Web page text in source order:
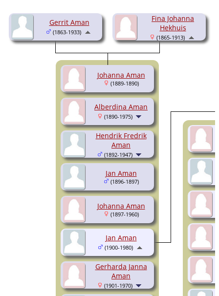
Gerrit Aman
(1863-1933)
Fina Johanna
Hekhuis
(1865-1913)
Johanna Aman
(1889-1890)
Alberdina Aman
(1890-1975)
Hendrik Fredrik
Aman
(1892-1947)
Jan Aman
(1896-1897)
Johanna Aman
(1897-1960)
Gerharda Janna
Aman
(1901-1970)
Jan Aman
(1900-1980)